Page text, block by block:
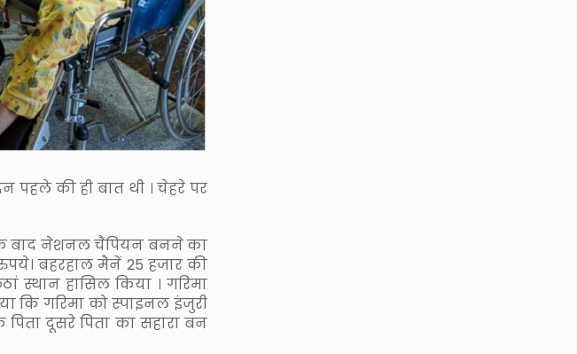
पहले की ही बात थी । चेहरे पर
के बाद नेशनल चैंपियन बनने का
बहरहाल मैनें 25 हजार की
स्थान हासिल किया । गरिमा
कि गरिमा को स्पाइनल इंजुरी
दूसरे पिता का सहारा बन